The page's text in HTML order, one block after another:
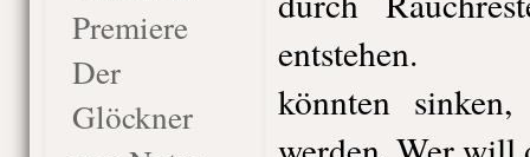
Premiere
Der
Glöckner
entstehen.
könnten